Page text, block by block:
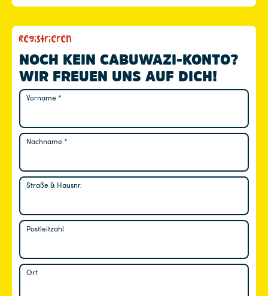
Registrieren
NOCH KEIN CABUWAZI-KONTO?
WIR FREUEN UNS AUF DICH!
Vorname*
Nachname*
Straße & Hausnr.
Postleitzahl
Ort